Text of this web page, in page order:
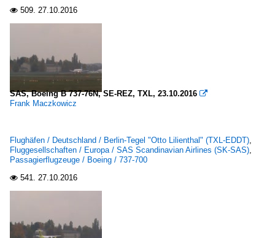
 509. 27.10.2016
SAS, Boeing B 737-76N, SE-REZ, TXL, 23.10.2016 
Frank Maczkowicz
Flughäfen / Deutschland / Berlin-Tegel "Otto Lilienthal" (TXL-EDDT),
Fluggesellschaften / Europa / SAS Scandinavian Airlines (SK-SAS),
Passagierflugzeuge / Boeing / 737-700
 541. 27.10.2016